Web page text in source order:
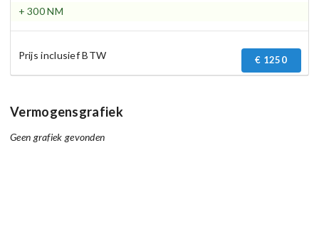
+ 300 NM
€ 1250
Prijs inclusief BTW
Vermogensgrafiek
Geen grafiek gevonden